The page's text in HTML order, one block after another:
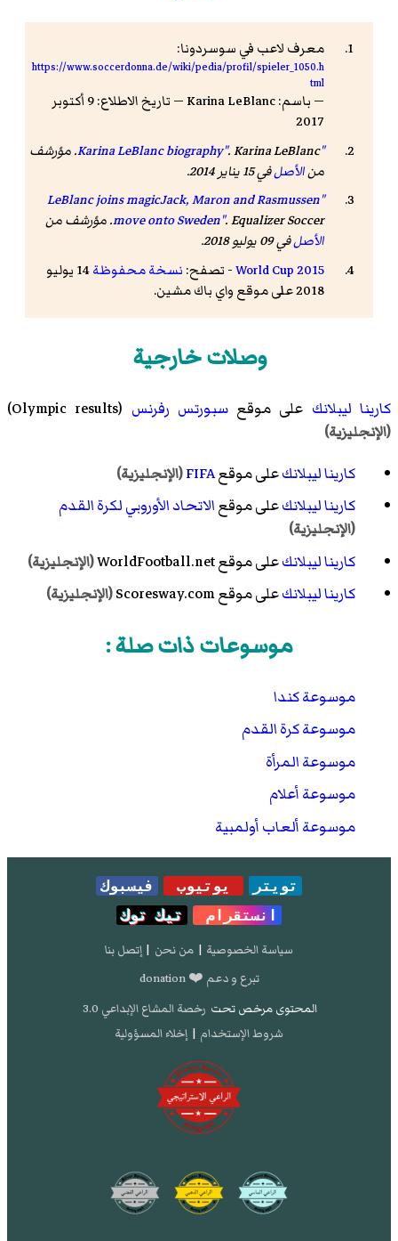
معرف لاعب في سوسردونا:
https://www.soccerdonna.de/wiki/pedia/profil/spieler_1050.h
tml
— باسم: Karina LeBlanc — تاريخ الاطلاع: 9 أكتوبر
2017
"Karina LeBlanc biography"
. Karina LeBlanc. مؤرشف
منالأصلفي 15 يناير 2014
.
"LeBlanc joins magicJack, Maron and Rasmussen
move onto Sweden". Equalizer Soccer. مؤرشف من
الأصلفي 09 يوليو 2018
.
2015 World Cup
- تصفح: نسخة محفوظة
14 يوليو
2018 على موقع واي باك مشين.
وصلات خارجية
كارينا ليبلانك على موقعسبورتس رفرنس (Olympic results)
(الإنجليزية)
كارينا ليبلانكعلى موقعFIFA(الإنجليزية)
كارينا ليبلانكعلى موقعالاتحاد الأوروبي لكرة القدم
(الإنجليزية)
كارينا ليبلانكعلى موقع WorldFootball.net (الإنجليزية)
كارينا ليبلانكعلى موقع Scoresway.com (الإنجليزية)
موسوعات ذات صلة :
موسوعة كندا
موسوعة كرة القدم
موسوعة المرأة
موسوعة أعلام
موسوعة ألعاب أولمبية
تويتر يوتيوب
فيسبوك
انستقرام
تيك توك
سياسة الخصوصية | من نحن | إتصل بنا
تبرع و دعم ❤️ donation
المحتوى مرخص تحت رخصة المشاع الإبداعي 3.0
شروط الإستخدام | إخلاء المسؤولية